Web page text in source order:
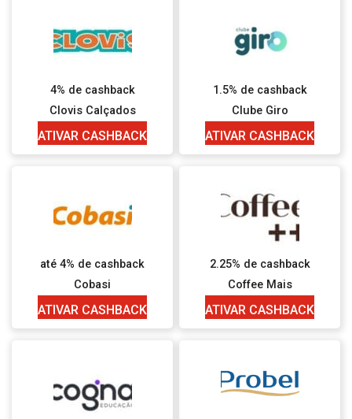
4% de cashback
Clovis Calçados
ATIVAR CASHBACK
1.5% de cashback
Clube Giro
ATIVAR CASHBACK
até 4% de cashback
Cobasi
ATIVAR CASHBACK
2.25% de cashback
Coffee Mais
ATIVAR CASHBACK